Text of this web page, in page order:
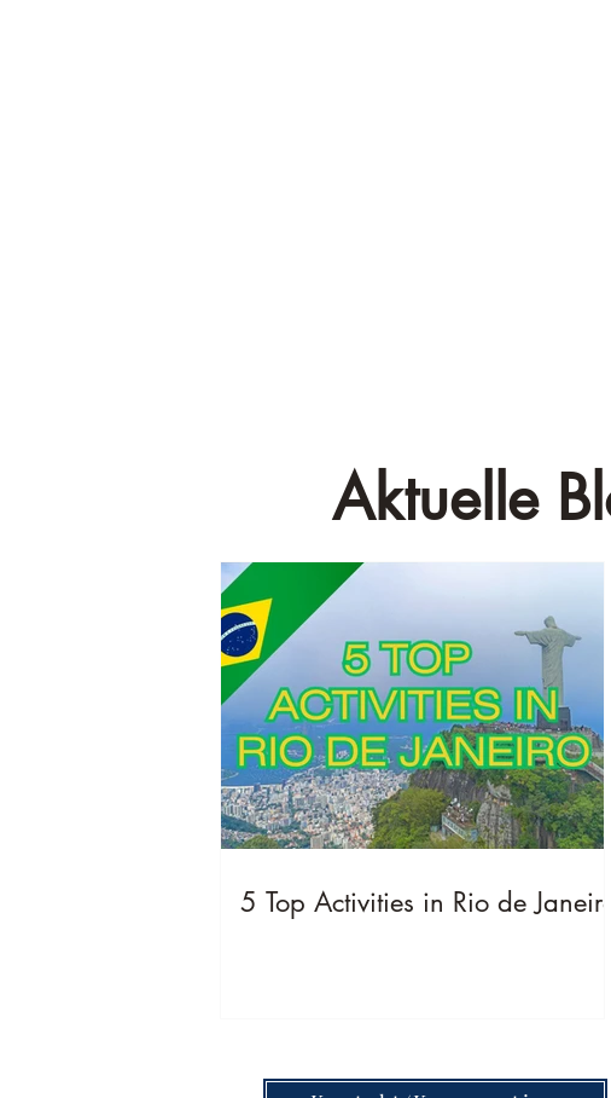
Aktuelle
5 Top Activities in Rio de Janeiro